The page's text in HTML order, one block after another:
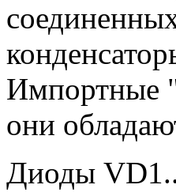
Импортные
они
Диоды